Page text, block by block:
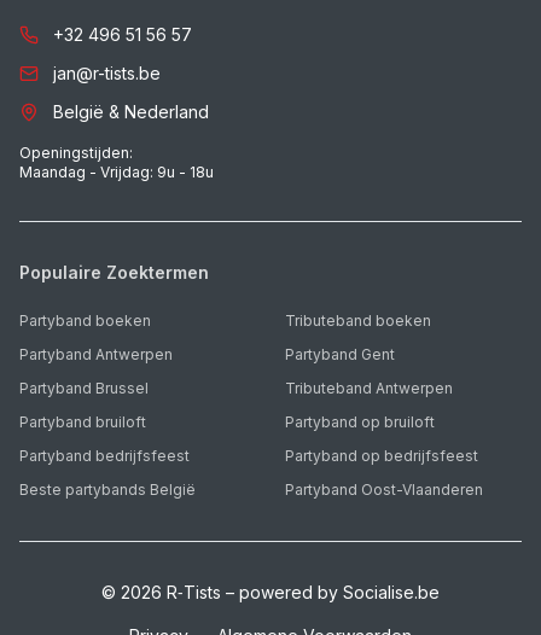
+32 496 51 56 57
jan@r-tists.be
België & Nederland
Openingstijden:
Maandag - Vrijdag: 9u - 18u
Populaire Zoektermen
Partyband boeken
Tributeband boeken
Partyband Antwerpen
Partyband Gent
Partyband Brussel
Tributeband Antwerpen
Partyband bruiloft
Partyband op bruiloft
Partyband bedrijfsfeest
Partyband op bedrijfsfeest
Beste partybands België
Partyband Oost-Vlaanderen
© 2026 R‑Tists – powered by Socialise.be